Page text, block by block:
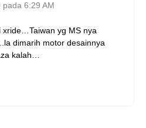
6:29 AM
xride…Taiwan yg MS nya
dimarih motor desainnya
kalah…